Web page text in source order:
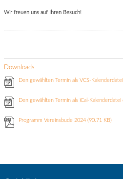
Wir freuen uns auf Ihren Besuch!
Downloads
Den gewählten Termin als VCS-
Den gewählten Termin als iCal-Kalenderdatei
Programm Vereinsbude 2024(90.71 KB)